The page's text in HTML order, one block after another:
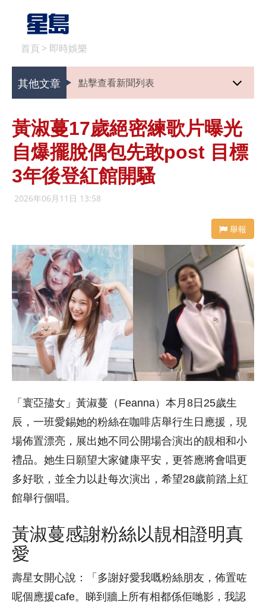
首頁 > 即時娛樂
其他文章 點擊查看新聞列表
黃淑蔓17歲絕密練歌片曝光
自爆擺脫偶包先敢post 目標
3年後登紅館開騷
2026年06月11日 13:58
舉報
「寰亞孻女」黃淑蔓（Feanna）本月8日25歲生
辰，一班愛錫她的粉絲在咖啡店舉行生日應援，現
場佈置漂亮，展出她不同公開場合演出的靚相和小
禮品。她生日願望大家健康平安，更答應將會唱更
多好歌，並全力以赴每次演出，希望28歲前踏上紅
館舉行個唱。
黃淑蔓感謝粉絲以靚相證明真
愛
壽星女開心說：「多謝好愛我嘅粉絲朋友，佈置咗
呢個應援cafe。睇到牆上所有相都係佢哋影，我認